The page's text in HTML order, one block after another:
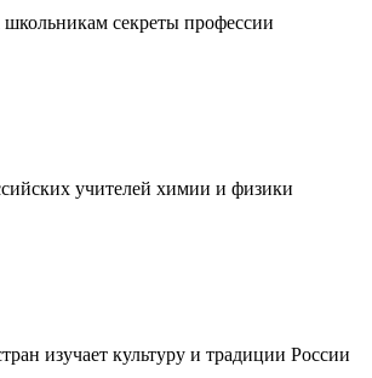
школьникам секреты профессии
учителей химии и физики
изучает культуру и традиции России